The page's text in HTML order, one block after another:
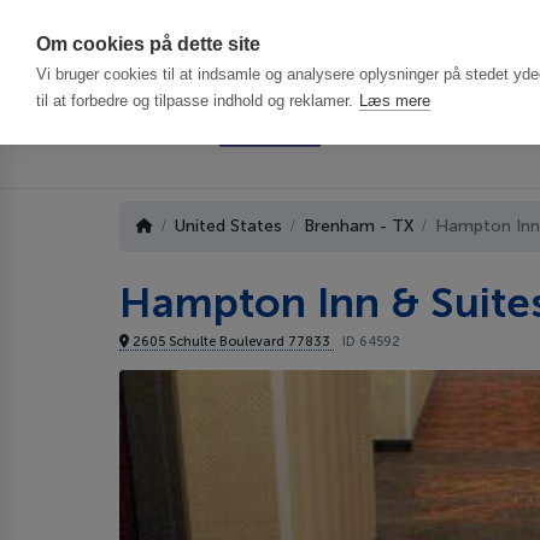
Om cookies på dette site
Vi bruger cookies til at indsamle og analysere oplysninger på stedet
til at forbedre og tilpasse indhold og reklamer. Læs mere
United States Brenham - TX Hampton
Hampton Inn &
2605 Schulte Boulevard 77833 ID 64592